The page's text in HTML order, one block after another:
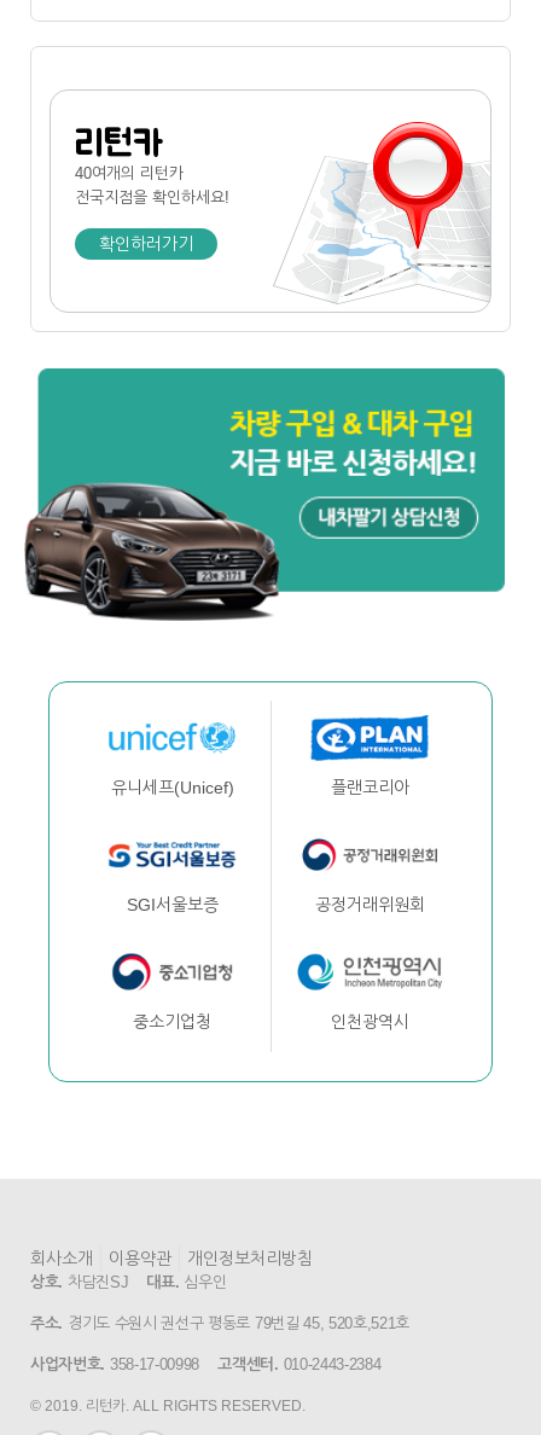
리턴카
40여개의 리턴카
전국지점을 확인하세요!
확인하러가기
유니세프(Unicef) 플랜코리아
SGI서울보증 공정거래위원회
중소기업청 인천광역시
회사소개 이용약관 개인정보처리방침
상호. 차담진SJ 대표. 심우인
주소. 경기도 수원시 권선구 평동로 79번길 45, 520호,521호
사업자번호. 358-17-00998 고객센터. 010-2443-2384
© 2019. 리턴카. ALL RIGHTS RESERVED.